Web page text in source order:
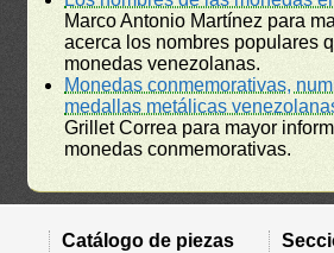
Marco Antonio Martínez para
acerca los nombres populares
monedas venezolanas.
Monedas conmemorativas,
medallas metálicas
Grillet Correa para mayor
monedas conmemorativas.
Catálogo de piezas